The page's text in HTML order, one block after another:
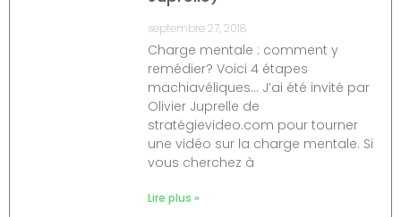
septembre 27, 2018
Charge mentale : comment y
remédier? Voici 4 étapes
machiavéliques… J’ai été invité par
Olivier Juprelle de
stratégievideo.com pour tourner
une vidéo sur la charge mentale. Si
vous cherchez à
Lire plus »